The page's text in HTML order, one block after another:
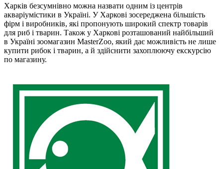
Харків безсумнівно можна назвати одним із центрів
акваріумістики в Україні. У Харкові зосереджена більшість
фірм і виробників, які пропонують широкий спектр товарів
для риб і тварин. Також у Харкові розташований найбільший
в Україні зоомагазин MasterZoo, який дає можливість не лише
купити рибок і тварин, а й здійснити захоплюючу екскурсію
по магазину.